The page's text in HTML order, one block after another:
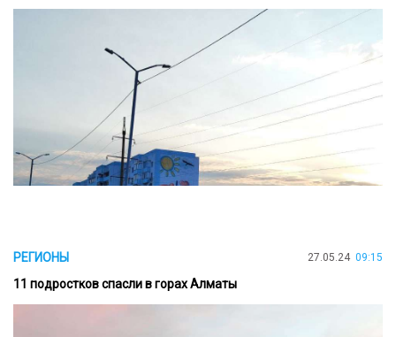
РЕГИОНЫ 27.05.24 09:15
11 подростков спасли в горах Алматы